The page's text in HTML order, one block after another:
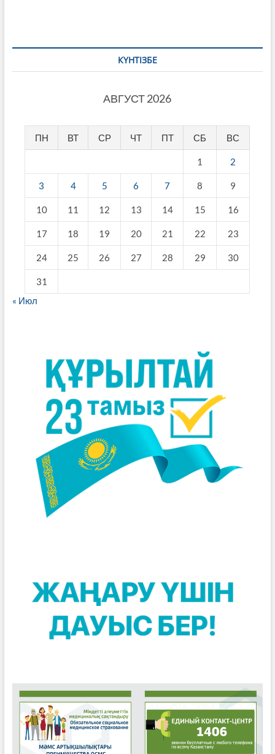
КҮНТІЗБЕ
АВГУСТ 2026
ПН ВТ СР ЧТ ПТ СБ ВС
1 2
3 4 5 6 7 8 9
10 11 12 13 14 15 16
17 18 19 20 21 22 23
24 25 26 27 28 29 30
31
« Июл